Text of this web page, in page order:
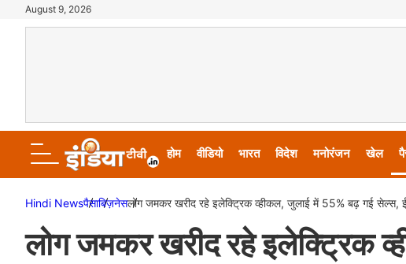
August 9, 2026
होम वीडियो भारत विदेश मनोरंजन खेल
Hindi Newsपैसाबिज़नेसलोग जमकर खरीद रहे इलेक्ट्रिक व्हीकल, जुलाई में 55% बढ़ गई सेल्स,
लोग जमकर खरीद रहे इलेक्ट्रिक